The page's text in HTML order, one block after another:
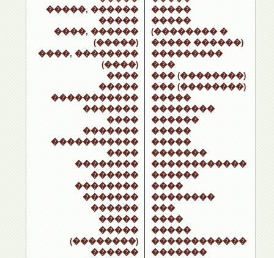
�����, ������
�����
����, ������
(�����)
����, ��������
(����)
����
�����
�����������
�������
����
�������
�����������
����
��������
������
��������
�������
������
�����
�����
(��������)
������
�����
�����
(�������� �
����� ������)
���������
���
��� (��������)
��� (��������)
�����
��������
������
�����
�����
�������
������������
������
����
��������
���
����
�����
������������
�������